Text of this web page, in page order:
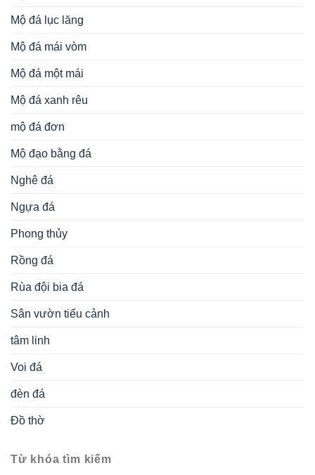
Mộ đá lục lăng
Mộ đá mái vòm
Mộ đá một mái
Mộ đá xanh rêu
mộ đá đơn
Mộ đạo bằng đá
Nghê đá
Ngựa đá
Phong thủy
Rồng đá
Rùa đội bia đá
Sân vườn tiểu cảnh
tâm linh
Voi đá
đèn đá
Đồ thờ
Từ khóa tìm kiếm